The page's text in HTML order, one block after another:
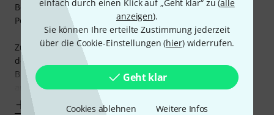
einfach durch einen Klick auf „Geht klar“ zu (alle
anzeigen).
Sie können Ihre erteilte Zustimmung jederzeit
über die Cookie-Einstellungen (hier) widerrufen.
Geht klar
Cookies ablehnen Weitere Infos
Bestellung abgeschickt habe, hat gefühlt auch schon der
Postbote geklingelt.
Zunächst muss ich sagen, dass ich sehr zufrieden bin mit
der Dread. Zugegeben die Verarbeitung, speziell das
Binding, hat bei genauerer Betrachtung den ein oder
anderen
Mehr anzeigen